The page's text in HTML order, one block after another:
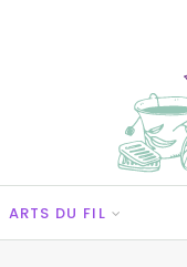
ARTS DU FIL